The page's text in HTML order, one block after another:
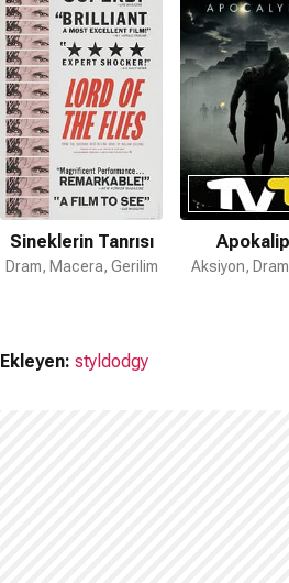
Sineklerin Tanrısı filmi müzikleri
Sineklerin Tanrısı devam filmi var
Hayır. Sineklerin Tanrısı için devam
Sineklerin Tanrısı
Dram, Macera, Gerilim Aksiyon,
Ekleyen: styldodgy